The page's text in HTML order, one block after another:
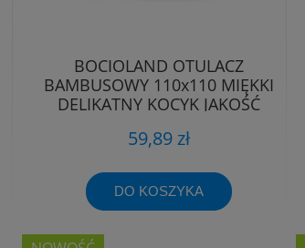
BOCIOLAND OTULACZ
BAMBUSOWY 110x110 MIĘKKI
DELIKATNY KOCYK JAKOŚĆ
59,89 zł
DO KOSZYKA